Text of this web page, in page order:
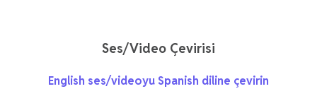
Ses/Video Çevirisi
English ses/videoyu Spanish diline çevirin